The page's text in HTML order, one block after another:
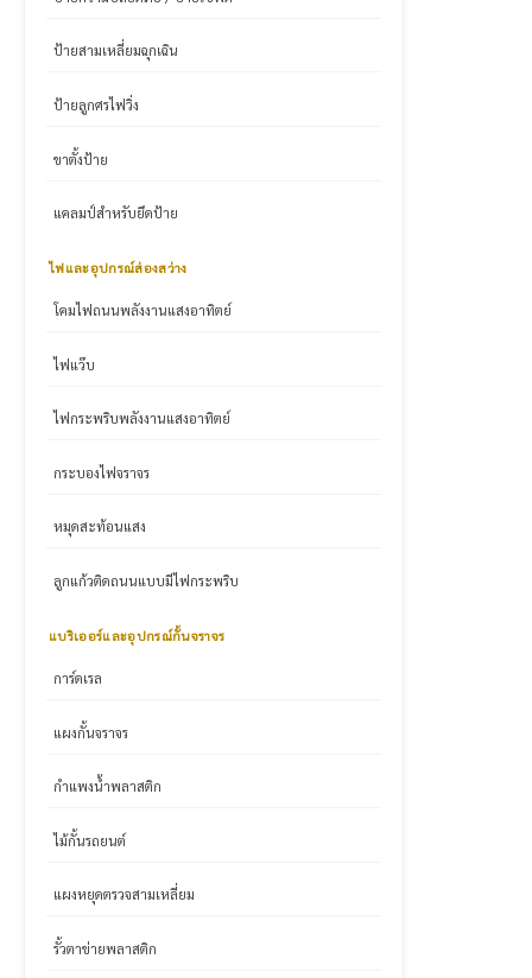
ป้ายสามเหลี่ยมฉุกเฉิน
ป้ายลูกศรไฟวิ่ง
ขาตั้งป้าย
แคลมป์สำหรับยึดป้าย
ไฟและอุปกรณ์ส่องสว่าง
โคมไฟถนนพลังงานแสงอาทิตย์
ไฟแว๊บ
ไฟกระพริบพลังงานแสงอาทิตย์
กระบองไฟจราจร
หมุดสะท้อนแสง
ลูกแก้วติดถนนแบบมีไฟกระพริบ
แบริเออร์และอุปกรณ์กั้นจราจร
การ์ดเรล
แผงกั้นจราจร
กำแพงน้ำพลาสติก
ไม้กั้นรถยนต์
แผงหยุดตรวจสามเหลี่ยม
รั้วตาข่ายพลาสติก